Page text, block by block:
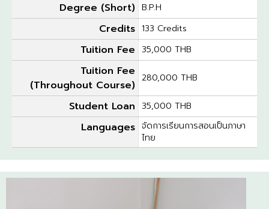
Degree (Short) B.P.H
Credits 133 Credits
Tuition Fee 35,000 THB
Tuition Fee
(Throughout Course)
280,000 THB
Student Loan 35,000 THB
Languages จัดการเรียนการสอนเป็นภาษา
ไทย